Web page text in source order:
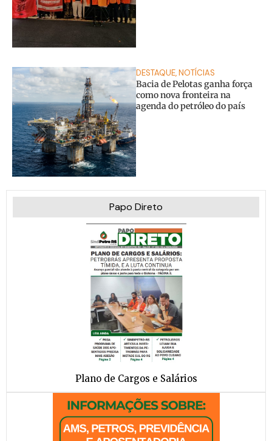
DESTAQUE,NOTÍCIAS
Bacia de Pelotas ganha força
como nova fronteira na
agenda do petróleo do país
Papo Direto
Plano de Cargos e Salários